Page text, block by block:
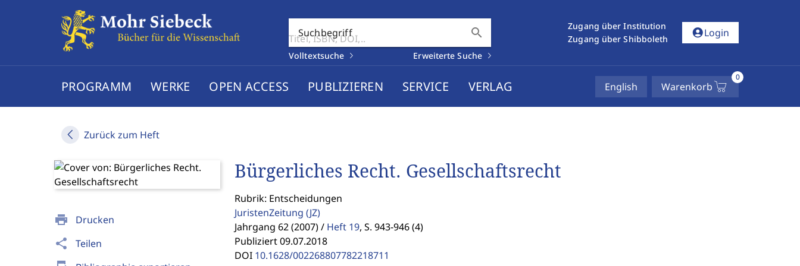
Suchbegriff search
Volltextsuche Erweiterte Suche
Zugang über Institution
Zugang über Shibboleth
account_circleLogin
PROGRAMM WERKE OPEN ACCESS PUBLIZIEREN SERVICE VERLAG English Warenkorb
0
Zurück zum Heft
print Drucken
share Teilen
Bürgerliches Recht. Gesellschaftsrecht
Rubrik: Entscheidungen
JuristenZeitung (JZ)
Jahrgang 62 (2007) / Heft 19, S. 943-946 (4)
Publiziert 09.07.2018
DOI 10.1628/002268807782218711